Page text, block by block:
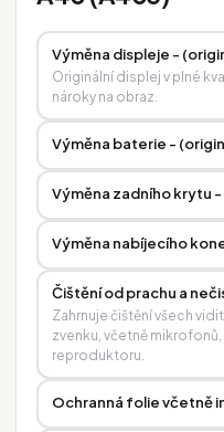
Výměna displeje -
Originální displej v plné
nároky na obraz.
Výměna baterie -
Výměna zadního krytu
Výměna nabíjecího
Čištění od prachu a
Zahrnuje čištění všech
zvenku, včetně
reproduktoru.
Ochranná folie včetně